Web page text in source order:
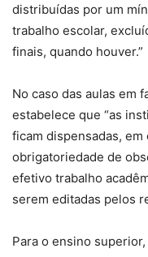
distribuídas por um
trabalho escolar,
finais, quando houver.”
No caso das aulas em
estabelece que “as
ficam dispensadas,
obrigatoriedade de
efetivo trabalho
serem editadas pelos
Para o ensino